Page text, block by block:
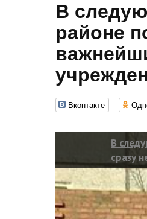
В
районе
Вконтакте
В
сразу